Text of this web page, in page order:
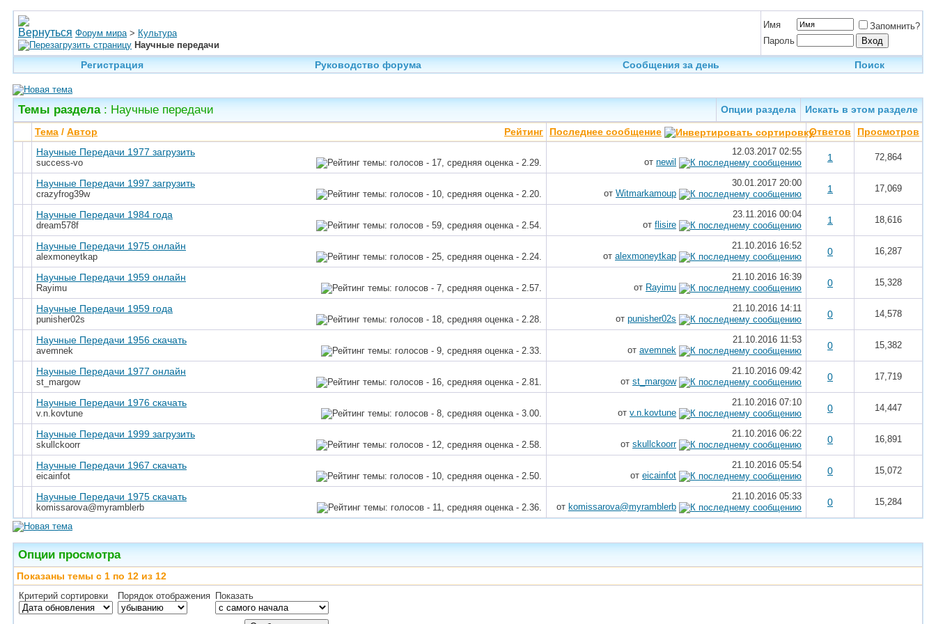
Форум мира > Культура
Научные передачи
Имя
Запомнить?
Пароль
Регистрация Руководство форума Сообщения за день Поиск
Темы раздела: Научные передачи Опции раздела
Искать в этом разделе
Рейтинг
Тема / Автор Последнее сообщение Ответов
Просмотров
Научные Передачи 1977 загрузить
success-vo
12.03.2017 02:55
от newil 1 72,864
Научные Передачи 1997 загрузить
crazyfrog39w
30.01.2017 20:00
от Witmarkamoup 1 17,069
Научные Передачи 1984 года
dream578f
23.11.2016 00:04
от flisire 1 18,616
Научные Передачи 1975 онлайн
alexmoneytkap
21.10.2016 16:52
от alexmoneytkap 0 16,287
Научные Передачи 1959 онлайн
Rayimu
21.10.2016 16:39
от Rayimu 0 15,328
Научные Передачи 1959 года
punisher02s
21.10.2016 14:11
от punisher02s 0 14,578
Научные Передачи 1956 скачать
avemnek
21.10.2016 11:53
от avemnek 0 15,382
Научные Передачи 1977 онлайн
st_margow
21.10.2016 09:42
от st_margow 0 17,719
Научные Передачи 1976 скачать
v.n.kovtune
21.10.2016 07:10
от v.n.kovtune 0 14,447
Научные Передачи 1999 загрузить
skullckoorr
21.10.2016 06:22
от skullckoorr 0 16,891
Научные Передачи 1967 скачать
eicainfot
21.10.2016 05:54
от eicainfot 0 15,072
Научные Передачи 1975 скачать
komissarova@myramblerb
21.10.2016 05:33
от komissarova@myramblerb 0 15,284
Опции просмотра
Показаны темы с 1 по 12 из 12
Критерий сортировки Порядок отображения Показать